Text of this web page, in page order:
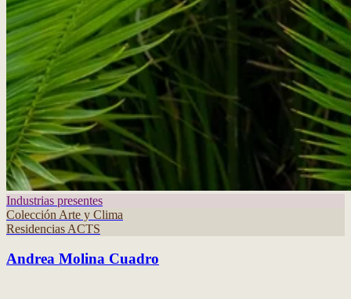
Industrias presentes
Colección Arte y Clima
Residencias ACTS
Andrea Molina Cuadro